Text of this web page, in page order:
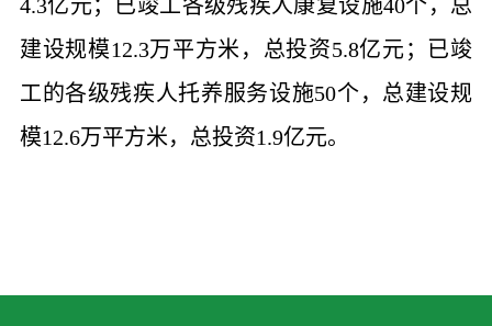
4.3亿元；已竣工各级残疾人康复设施40个，总
建设规模12.3万平方米，总投资5.8亿元；已竣
工的各级残疾人托养服务设施50个，总建设规
模12.6万平方米，总投资1.9亿元。